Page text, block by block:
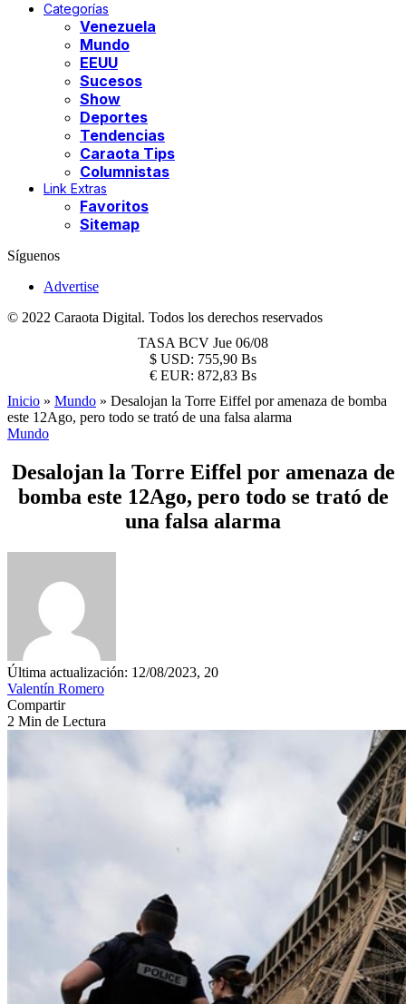
Categorías
Venezuela
Mundo
EEUU
Sucesos
Show
Deportes
Tendencias
Caraota Tips
Columnistas
Link Extras
Favoritos
Sitemap
Síguenos
Advertise
© 2022 Caraota Digital. Todos los derechos reservados
TASA BCV Jue 06/08
$ USD: 755,90 Bs
€ EUR: 872,83 Bs
Inicio » Mundo » Desalojan la Torre Eiffel por amenaza de bomba
este 12Ago, pero todo se trató de una falsa alarma
Mundo
Desalojan la Torre Eiffel por amenaza de
bomba este 12Ago, pero todo se trató de
una falsa alarma
Última actualización: 12/08/2023, 20
Valentín Romero
Compartir
2 Min de Lectura